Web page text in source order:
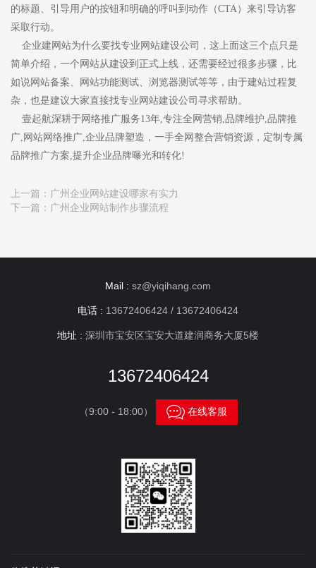
的标题、引导用户的按钮和明确的呼叫到动作（CTA）来引导访客
采取行动。
企业建网站为什么要找专业网站建设公司，这上面这三个点只是
简单介绍，一个网站从建设到正式上线，还需要经过很多步骤，比
如说网站备案、网站功能测试、浏览器测试等等，由于建站过程复
杂，也是建议大家直接找专业网站建设公司寻求帮助。
壹起航深耕于网络推广服务13年,专注全网营销,品牌维护,品牌推
广,网站网络推广,企业品牌塑造，一手全网整合营销资源，定制专属
品牌推广方案,提升企业品牌曝光和转化!
上一篇： 广州企业网站建设哪家有实力
下一篇： 广州企业网站制作步骤流程
Mail : sz@yiqihang.com
电话 : 13672406424 / 13672406424
地址 : 深圳市宝安区宝安大道建润商务大厦5楼
13672406424
（9:00 - 18:00） 在线客服